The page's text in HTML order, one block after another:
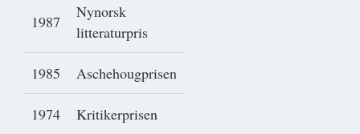
1987
Nynorsk
litteraturpris
1985 Aschehougprisen
1974 Kritikerprisen